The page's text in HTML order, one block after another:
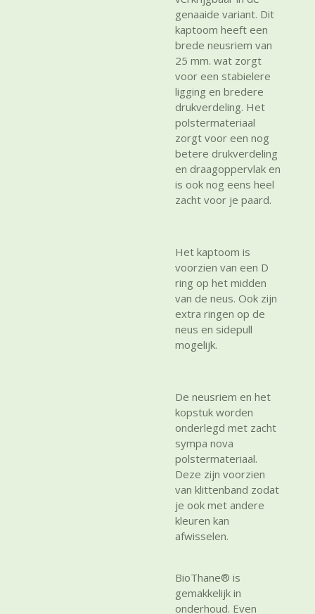
genaaide variant. Dit
kaptoom heeft een
brede neusriem van
25 mm. wat zorgt
voor een stabielere
ligging en bredere
drukverdeling. Het
polstermateriaal
zorgt voor een nog
betere drukverdeling
en draagoppervlak en
is ook nog eens heel
zacht voor je paard.
Het kaptoom is
voorzien van een D
ring op het midden
van de neus. Ook zijn
extra ringen op de
neus en sidepull
mogelijk.
De neusriem en het
kopstuk worden
onderlegd met zacht
sympa nova
polstermateriaal.
Deze zijn voorzien
van klittenband zodat
je ook met andere
kleuren kan
afwisselen.
BioThane® is
gemakkelijk in
onderhoud. Even